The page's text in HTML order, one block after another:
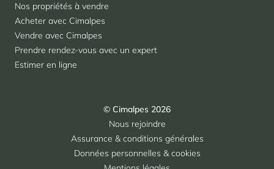
Nos propriétés à vendre
Acheter avec Cimalpes
Vendre avec Cimalpes
Prendre rendez-vous avec un expert
Estimer en ligne
© Cimalpes 2026
Nous rejoindre
Assurance & conditions générales
Données personnelles & cookies